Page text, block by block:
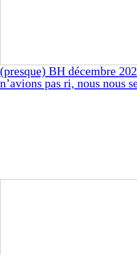
(presque) BH décembre
n’avions pas ri, nous nous